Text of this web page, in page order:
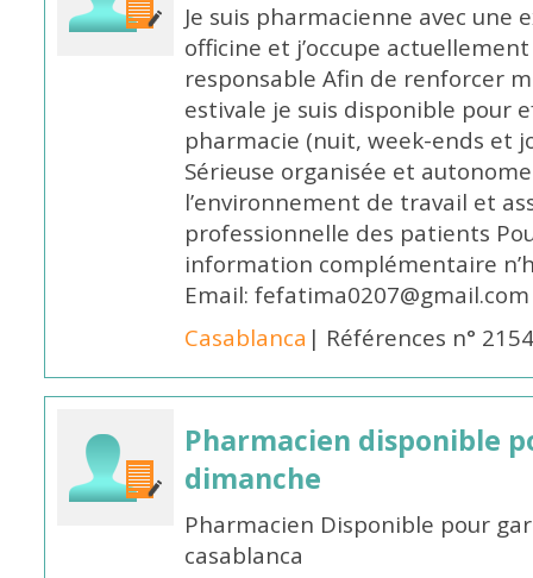
Je suis pharmacienne avec
officine et j’occupe
responsable Afin de renforcer
estivale je suis disponible pour
pharmacie (nuit, week-ends et
Sérieuse organisée et
l’environnement de travail et
professionnelle des patients
information complémentaire
Email: fefatima0207@gmail.com
Casablanca | Références n°
Pharmacien disponible
dimanche
Pharmacien Disponible pour
casablanca